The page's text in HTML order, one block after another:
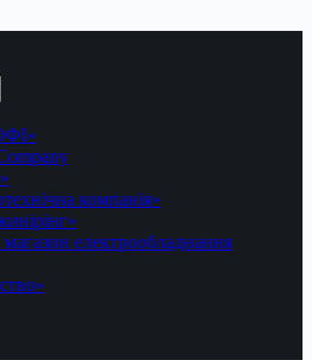
компанія»
електрообладнання